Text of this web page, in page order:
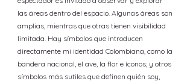
las áreas dentro del espacio. Algunas áreas son
amplias, mientras que otras tienen visibilidad
limitada. Hay símbolos que introducen
directamente mi identidad Colombiana, como la
bandera nacional, el ave, la flor e íconos; y otros
símbolos más sutiles que definen quién soy,